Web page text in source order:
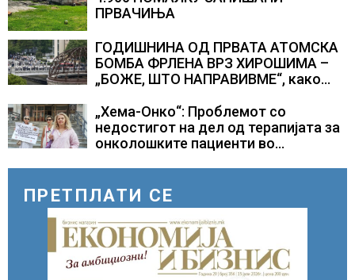
ПРВАЧИЊА
ГОДИШНИНА ОД ПРВАТА АТОМСКА
БОМБА ФРЛЕНА ВРЗ ХИРОШИМА –
„БОЖЕ, ШТО НАПРАВИВМЕ“, како
Геј“ и учесниците во
бомбардирањето го доживуваа овој
настан што го промени текот на
„Хема-Онко“: Проблемот со
недостигот на дел од терапијата за
онколошките пациенти во
ПРЕТПЛАТИ СЕ